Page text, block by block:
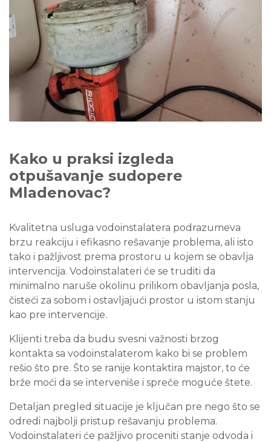
Kako u praksi izgleda
otpušavanje sudopere
Mladenovac?
Kvalitetna usluga vodoinstalatera podrazumeva
brzu reakciju i efikasno rešavanje problema, ali isto
tako i pažljivost prema prostoru u kojem se obavlja
intervencija. Vodoinstalateri će se truditi da
minimalno naruše okolinu prilikom obavljanja posla,
čisteći za sobom i ostavljajući prostor u istom stanju
kao pre intervencije.
Klijenti treba da budu svesni važnosti brzog
kontakta sa vodoinstalaterom kako bi se problem
rešio što pre. Što se ranije kontaktira majstor, to će
brže moći da se interveniše i spreče moguće štete.
Detaljan pregled situacije je ključan pre nego što se
odredi najbolji pristup rešavanju problema.
Vodoinstalateri će pažljivo proceniti stanje odvoda i